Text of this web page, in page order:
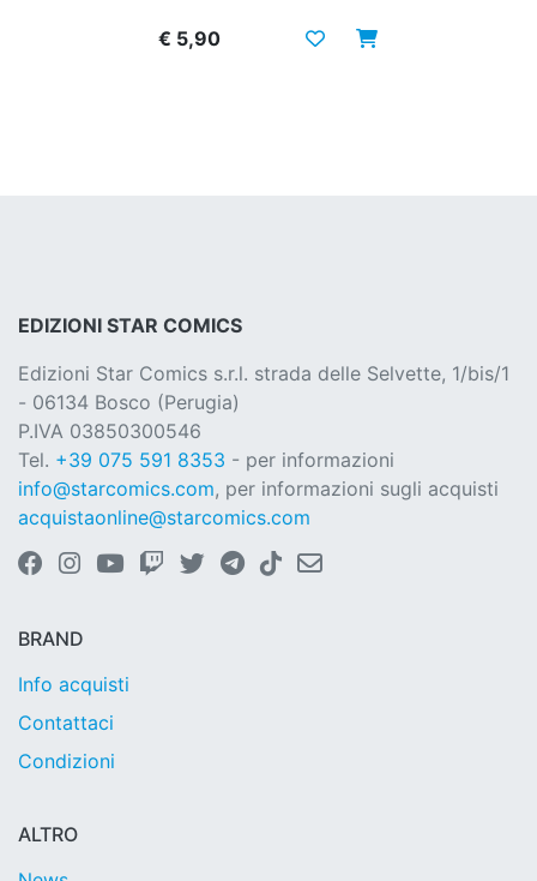
€ 5,90
EDIZIONI STAR COMICS
Edizioni Star Comics s.r.l. strada delle Selvette, 1/bis/1
- 06134 Bosco (Perugia)
P.IVA 03850300546
Tel. +39 075 591 8353 - per informazioni
info@starcomics.com, per informazioni sugli acquisti
acquistaonline@starcomics.com
BRAND
Info acquisti
Contattaci
Condizioni
ALTRO